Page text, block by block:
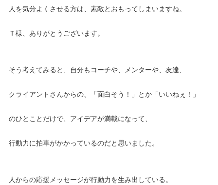
人を気分よくさせる方は、素敵とおもってしまいますね。
Ｔ様、ありがとうございます。
そう考えてみると、自分もコーチや、メンターや、友達、
クライアントさんからの、「面白そう！」とか「いいねぇ！」
のひとことだけで、アイデアが満載になって、
行動力に拍車がかかっているのだと思いました。
人からの応援メッセージが行動力を生み出している。